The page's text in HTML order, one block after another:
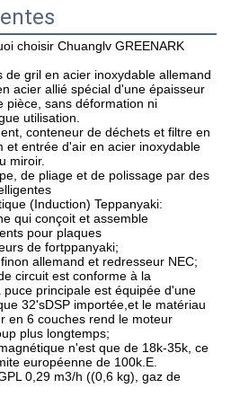
choisir Chuanglv GREENARK
de gril en acier inoxydable allemand
acier allié spécial d'une épaisseur
pièce, sans déformation ni
utilisation.
conteneur de déchets et filtre en
et entrée d'air en acier inoxydable
miroir.
de pliage et de polissage par des
(Induction) Teppanyaki:
qui conçoit et assemble
pour plaques
de fortppanyaki;
allemand et redresseur NEC;
circuit est conforme à la
puce principale est équipée d'une
32'sDSP importée,et le matériau
en 6 couches rend le moteur
plus longtemps;
n'est que de 18k-35k, ce
européenne de 100k.E.
0,29 m3/h ((0,6 kg), gaz de